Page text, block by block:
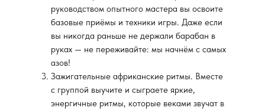
руководством опытного мастера вы освоите
базовые приёмы и техники игры. Даже если
вы никогда раньше не держали барабан в
руках — не переживайте: мы начнём с самых
азов!
Зажигательные африканские ритмы. Вместе
с группой выучите и сыграете яркие,
энергичные ритмы, которые веками звучат в